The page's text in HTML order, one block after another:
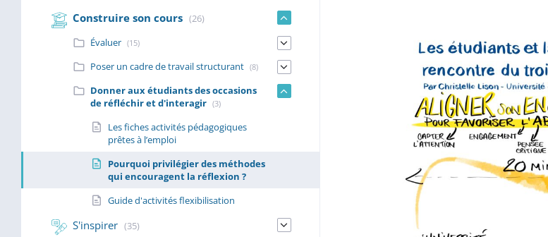
Construire son cours (26)
Évaluer (15)
Poser un cadre de travail structurant (8)
Donner aux étudiants des occasions
de réfléchir et d'interagir (3)
Les fiches activités pédagogiques
prêtes à l’emploi
Pourquoi privilégier des méthodes
qui encouragent la réflexion ?
Guide d'activités flexibilisation
S'inspirer (35)